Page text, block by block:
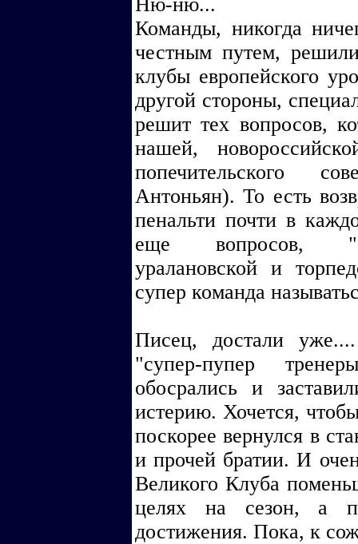
Команды, никогда
честным путем,
клубы европейского
другой стороны,
решит тех вопросов,
нашей,
попечительского
Антоньян). То есть
пенальти почти в
еще вопросов,
уралановской и
супер команда
Писец, достали
"супер-пупер
обосрались и
истерию. Хочется,
поскорее вернулся в
и прочей братии. И
Великого Клуба
целях на сезон, а
достижения. Пока, к